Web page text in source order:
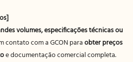
volumes, especificações técnicas ou
contato com a GCON paraobter preços
e documentação comercial completa.